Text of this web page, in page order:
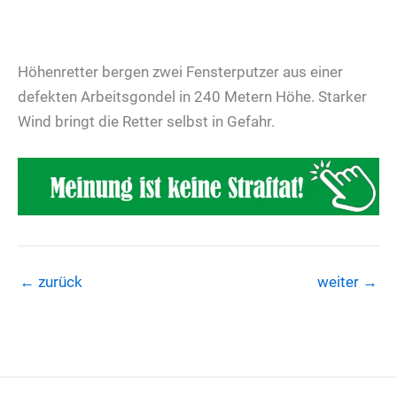
Höhenretter bergen zwei Fensterputzer aus einer
defekten Arbeitsgondel in 240 Metern Höhe. Starker
Wind bringt die Retter selbst in Gefahr.
← zurück weiter →